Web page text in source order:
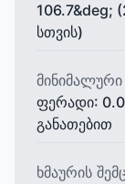
106.7&deg;
სთვის)
მინიმალური
ფერადი:
განათებით
ხმაურის